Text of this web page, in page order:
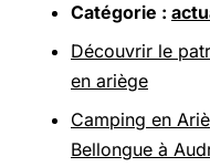
Catégorie :
Découvrir le
en ariège
Camping en
Bellongue à